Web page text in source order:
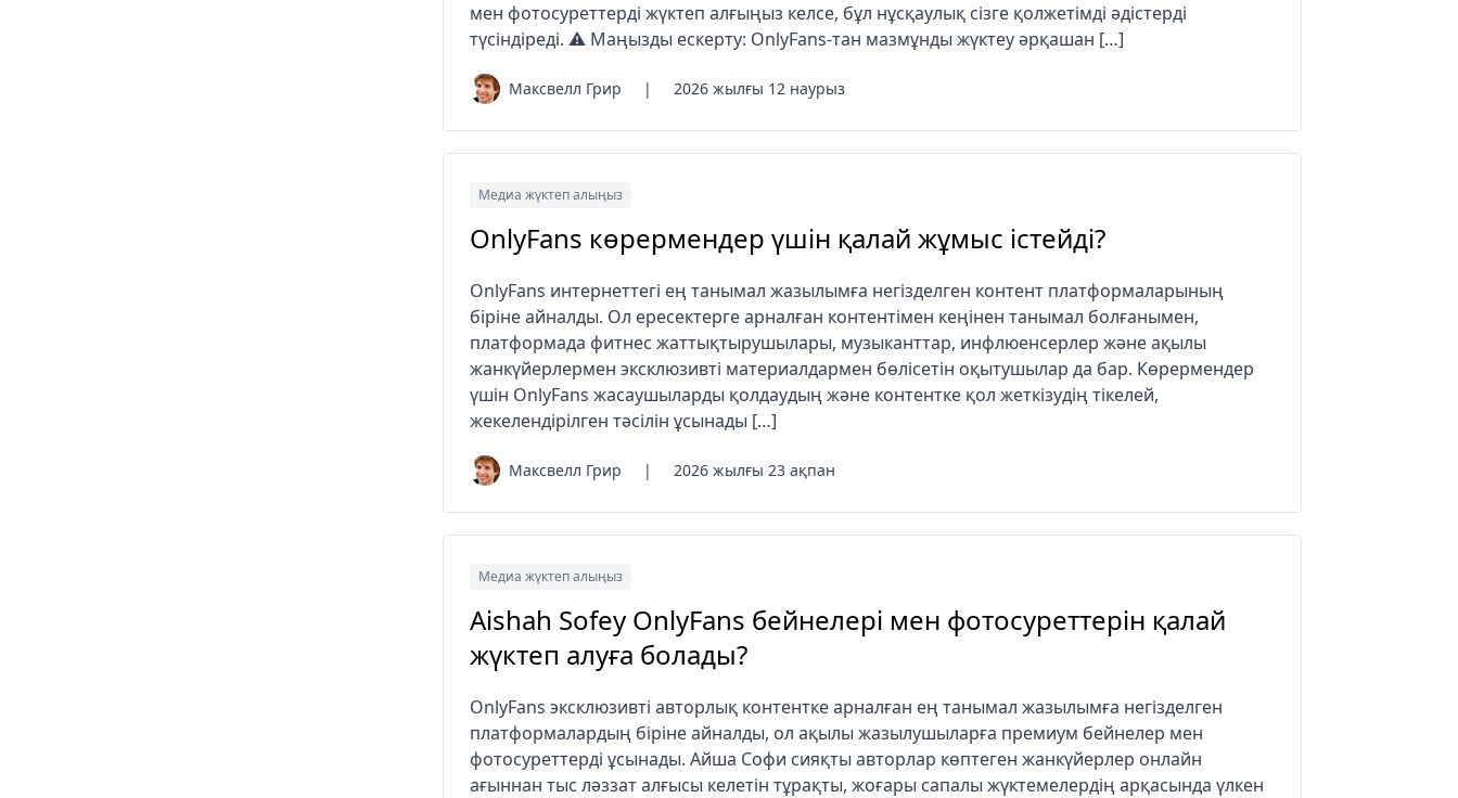
мен фотосуреттерді жүктеп алғыңыз келсе, бұл нұсқаулық сізге қолжетімді әдістерді
түсіндіреді. ⚠️ Маңызды ескерту: OnlyFans-тан мазмұнды жүктеу әрқашан […]
Максвелл Грир | 2026 жылғы 12 наурыз
Медиа жүктеп алыңыз
OnlyFans көрермендер үшін қалай жұмыс істейді?
OnlyFans интернеттегі ең танымал жазылымға негізделген контент платформаларының
біріне айналды. Ол ересектерге арналған контентімен кеңінен танымал болғанымен,
платформада фитнес жаттықтырушылары, музыканттар, инфлюенсерлер және ақылы
жанкүйерлермен эксклюзивті материалдармен бөлісетін оқытушылар да бар. Көрермендер
үшін OnlyFans жасаушыларды қолдаудың және контентке қол жеткізудің тікелей,
жекелендірілген тәсілін ұсынады […]
Максвелл Грир | 2026 жылғы 23 ақпан
Медиа жүктеп алыңыз
Aishah Sofey OnlyFans бейнелері мен фотосуреттерін қалай
жүктеп алуға болады?
OnlyFans эксклюзивті авторлық контентке арналған ең танымал жазылымға негізделген
платформалардың біріне айналды, ол ақылы жазылушыларға премиум бейнелер мен
фотосуреттерді ұсынады. Айша Софи сияқты авторлар көптеген жанкүйерлер онлайн
ағыннан тыс ләззат алғысы келетін тұрақты, жоғары сапалы жүктемелердің арқасында үлкен